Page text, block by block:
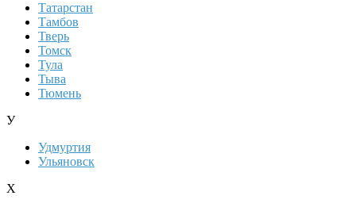
Татарстан
Тамбов
Тверь
Томск
Тула
Тыва
Тюмень
У
Удмуртия
Ульяновск
Х